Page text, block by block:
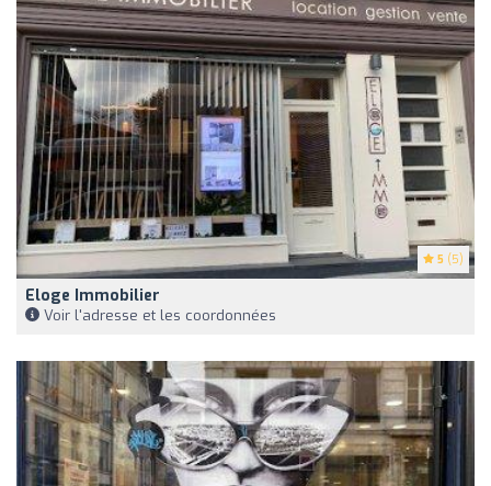
5 (5)
Eloge Immobilier
Voir l'adresse et les coordonnées